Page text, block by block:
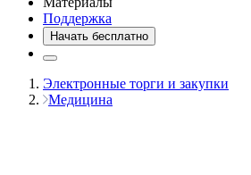
Поддержка
Начать бесплатно
Электронные торги и закупки
Медицина